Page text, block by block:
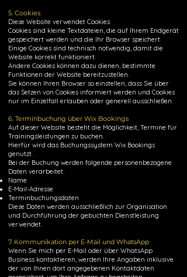
5. Cookies
Diese Website verwendet Cookies.
Cookies sind kleine Textdateien, die auf Ihrem Endgerät
gespeichert werden und die Ihr Browser speichert.
Einige Cookies sind technisch notwendig, damit die
Website korrekt funktioniert.
Andere Cookies können dazu dienen, bestimmte
Funktionen der Website bereitzustellen.
Sie können Ihren Browser so einstellen, dass Sie über
das Setzen von Cookies informiert werden und Cookies
nur im Einzelfall erlauben oder generell ausschließen.
6. Terminbuchung über Wix Bookings
Auf dieser Website besteht die Möglichkeit, Termine für
Trainingsleistungen zu buchen.
Hierfür wird das Buchungssystem Wix Bookings
genutzt.
Bei der Buchung werden folgende personenbezogene
Daten verarbeitet:
Name
E-Mail-Adresse
Terminbuchungsdaten
Diese Daten werden ausschließlich zur Organisation
und Durchführung der gebuchten Dienstleistung
verwendet.
7. Kommunikation per E-Mail und WhatsApp
Wenn Sie mich per E-Mail oder über WhatsApp
Business kontaktieren, werden Ihre Angaben inklusive
der von Ihnen dort angegebenen Kontaktdaten